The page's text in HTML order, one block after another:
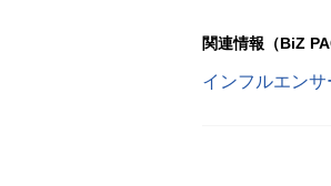
関連情報（BiZ
インフルエンサ